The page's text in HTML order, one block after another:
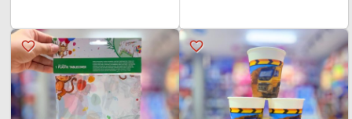
favorite_border
favorite_border